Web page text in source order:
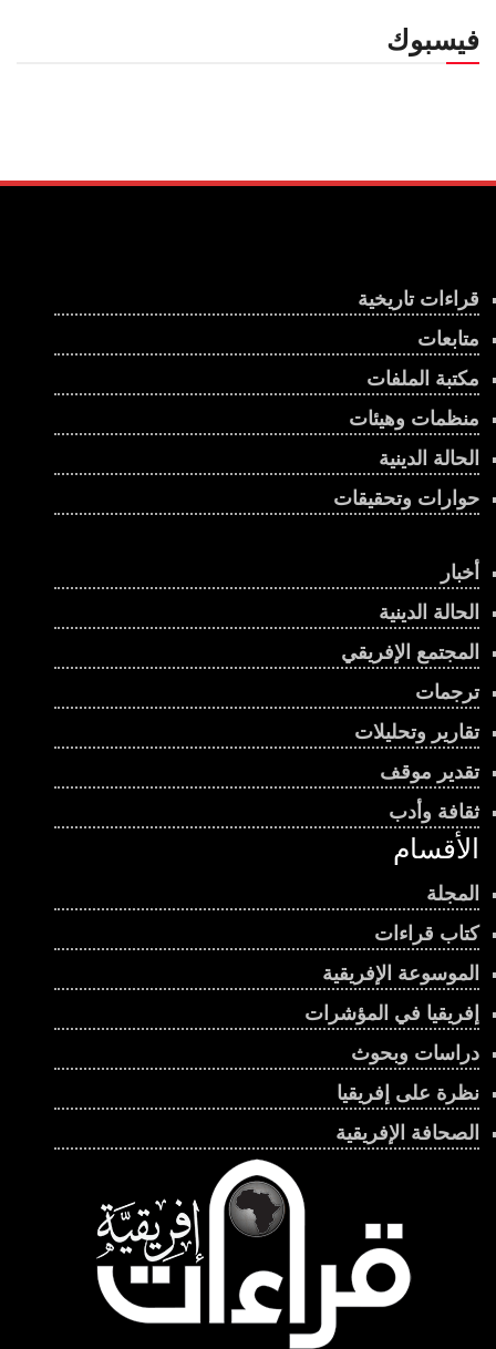
فيسبوك
قراءات تاريخية
متابعات
مكتبة الملفات
منظمات وهيئات
الحالة الدينية
حوارات وتحقيقات
أخبار
الحالة الدينية
المجتمع الإفريقي
ترجمات
تقارير وتحليلات
تقدير موقف
ثقافة وأدب
الأقسام
المجلة
كتاب قراءات
الموسوعة الإفريقية
إفريقيا في المؤشرات
دراسات وبحوث
نظرة على إفريقيا
الصحافة الإفريقية